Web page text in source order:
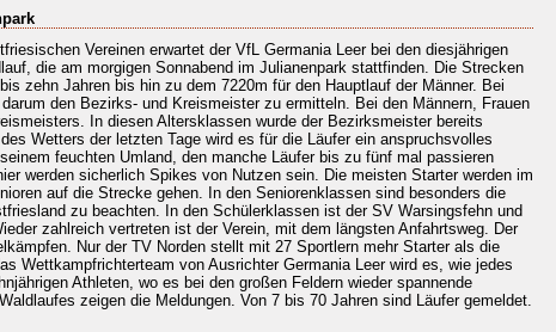
Vereinen erwartet der VfL Germania Leer bei den diesjährigen
die am morgigen Sonnabend im Julianenpark stattfinden. Die Strecken
zehn Jahren bis hin zu dem 7220m für den Hauptlauf der Männer. Bei
den Bezirks- und Kreismeister zu ermitteln. Bei den Männern, Frauen
In diesen Altersklassen wurde der Bezirksmeister bereits
Wetters der letzten Tage wird es für die Läufer ein anspruchsvolles
feuchten Umland, den manche Läufer bis zu fünf mal passieren
werden sicherlich Spikes von Nutzen sein. Die meisten Starter werden im
auf die Strecke gehen. In den Seniorenklassen sind besonders die
zu beachten. In den Schülerklassen ist der SV Warsingsfehn und
zahlreich vertreten ist der Verein, mit dem längsten Anfahrtsweg. Der
Nur der TV Norden stellt mit 27 Sportlern mehr Starter als die
Wettkampfrichterteam von Ausrichter Germania Leer wird es, wie jedes
Athleten, wo es bei den großen Feldern wieder spannende
zeigen die Meldungen. Von 7 bis 70 Jahren sind Läufer gemeldet.